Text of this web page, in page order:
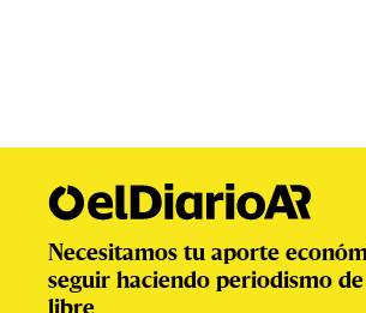
Necesitamos tu aporte
seguir haciendo periodismo de